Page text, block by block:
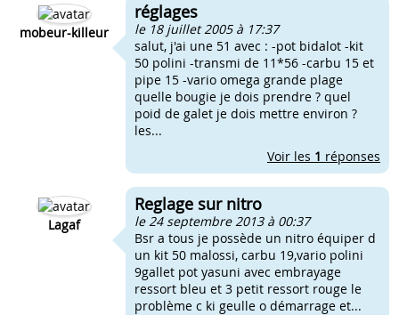
mobeur-killeur
réglages
le 18 juillet 2005 à 17:37
salut, j'ai une 51 avec : -pot bidalot -kit
50 polini -transmi de 11*56 -carbu 15 et
pipe 15 -vario omega grande plage
quelle bougie je dois prendre ? quel
poid de galet je dois mettre environ ?
les...
Voir les 1 réponses
Lagaf
Reglage sur nitro
le 24 septembre 2013 à 00:37
Bsr a tous je possède un nitro équiper d
un kit 50 malossi, carbu 19,vario polini
9gallet pot yasuni avec embrayage
ressort bleu et 3 petit ressort rouge le
problème c ki geulle o démarrage et...